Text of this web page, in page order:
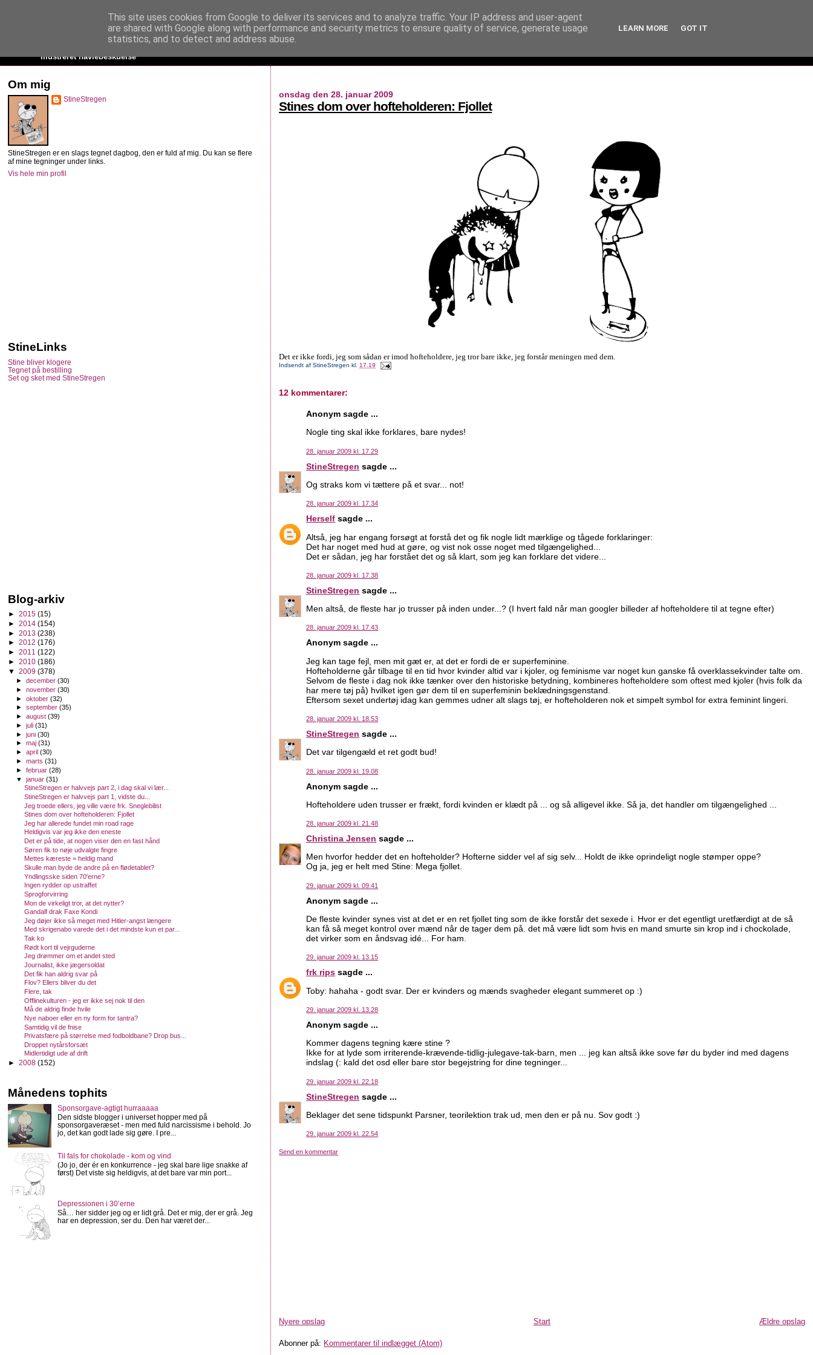
StineStregen
Illustreret navlebeskuelse
onsdag den 28. januar 2009
Stines dom over hofteholderen: Fjollet
Det er ikke fordi, jeg som sådan er imod hofteholdere, jeg tror bare ikke, jeg forstår meningen med dem.
Indsendt afStineStregen kl.17.19
12 kommentarer:
Anonym sagde ...
Nogle ting skal ikke forklares, bare nydes!
28. januar 2009 kl. 17.29
StineStregen sagde ...
Og straks kom vi tættere på et svar... not!
28. januar 2009 kl. 17.34
Herself sagde ...
Altså, jeg har engang forsøgt at forstå det og fik nogle lidt mærklige og tågede forklaringer:
Det har noget med hud at gøre, og vist nok osse noget med tilgængelighed...
Det er sådan, jeg har forstået det og så klart, som jeg kan forklare det videre...
28. januar 2009 kl. 17.38
StineStregen sagde ...
Men altså, de fleste har jo trusser på inden under...? (I hvert fald når man googler billeder af hofteholdere til at tegne efter)
28. januar 2009 kl. 17.43
Anonym sagde ...
Jeg kan tage fejl, men mit gæt er, at det er fordi de er superfeminine.
Hofteholderne går tilbage til en tid hvor kvinder altid var i kjoler, og feminisme var noget kun ganske få overklassekvinder talte om.
Selvom de fleste i dag nok ikke tænker over den historiske betydning, kombineres hofteholdere som oftest med kjoler (hvis folk da
har mere tøj på) hvilket igen gør dem til en superfeminin beklædningsgenstand.
Eftersom sexet undertøj idag kan gemmes udner alt slags tøj, er hofteholderen nok et simpelt symbol for extra feminint lingeri.
28. januar 2009 kl. 18.53
StineStregen sagde ...
Det var tilgengæld et ret godt bud!
28. januar 2009 kl. 19.08
Anonym sagde ...
Hofteholdere uden trusser er frækt, fordi kvinden er klædt på ... og så alligevel ikke. Så ja, det handler om tilgængelighed ...
28. januar 2009 kl. 21.48
Christina Jensen sagde ...
Men hvorfor hedder det en hofteholder? Hofterne sidder vel af sig selv... Holdt de ikke oprindeligt nogle stømper oppe?
Og ja, jeg er helt med Stine: Mega fjollet.
29. januar 2009 kl. 09.41
Anonym sagde ...
De fleste kvinder synes vist at det er en ret fjollet ting som de ikke forstår det sexede i. Hvor er det egentligt uretfærdigt at de så
kan få så meget kontrol over mænd når de tager dem på. det må være lidt som hvis en mand smurte sin krop ind i chockolade,
det virker som en åndsvag idé... For ham.
29. januar 2009 kl. 13.15
frk rips sagde ...
Toby: hahaha - godt svar. Der er kvinders og mænds svagheder elegant summeret op :)
29. januar 2009 kl. 13.28
Anonym sagde ...
Kommer dagens tegning kære stine ?
Ikke for at lyde som irriterende-krævende-tidlig-julegave-tak-barn, men ... jeg kan altså ikke sove før du byder ind med dagens
indslag (: kald det osd eller bare stor begejstring for dine tegninger...
29. januar 2009 kl. 22.18
StineStregen sagde ...
Beklager det sene tidspunkt Parsner, teorilektion trak ud, men den er på nu. Sov godt :)
29. januar 2009 kl. 22.54
Send en kommentar
Nyere opslag Ældre opslag
Start
Abonner på: Kommentarer til indlægget (Atom)
Om mig
StineStregen
StineStregen er en slags tegnet dagbog, den er fuld af mig. Du kan se flere
af mine tegninger under links.
Vis hele min profil
StineLinks
Stine bliver klogere
Tegnet på bestilling
Set og sket med StineStregen
Blog-arkiv
► 2015 (15)
► 2014 (154)
► 2013 (238)
► 2012 (176)
► 2011 (122)
► 2010 (186)
▼ 2009 (378)
►december(30)
►november(30)
►oktober(32)
►september(35)
►august(39)
►juli(31)
►juni(30)
►maj(31)
►april(30)
►marts(31)
►februar(28)
▼januar(31)
StineStregen er halvvejs part 2, i dag skal vi lær...
StineStregen er halvvejs part 1, vidste du...
Jeg troede ellers, jeg ville være frk. Sneglebilist
Stines dom over hofteholderen: Fjollet
Jeg har allerede fundet min road rage
Heldigvis var jeg ikke den eneste
Det er på tide, at nogen viser den en fast hånd
Søren fik to nøje udvalgte fingre
Mettes kæreste = heldig mand
Skulle man byde de andre på en flødetablet?
Yndlingsske siden 70'erne?
Ingen rydder op ustraffet
Sprogforvirring
Mon de virkeligt tror, at det nytter?
Gandalf drak Faxe Kondi
Jeg døjer ikke så meget med Hitler-angst længere
Med skrigenabo varede det i det mindste kun et par...
Tak ko
Rødt kort til vejrguderne
Jeg drømmer om et andet sted
Journalist, ikke jægersoldat
Det fik han aldrig svar på
Flov? Ellers bliver du det
Flere, tak
Offlinekulturen - jeg er ikke sej nok til den
Må de aldrig finde hvile
Nye naboer eller en ny form for tantra?
Samtidig vil de fnise
Privatsfære på størrelse med fodboldbane? Drop bus...
Droppet nytårsforsæt
Midlertidigt ude af drift
► 2008 (152)
Månedens tophits
Sponsorgave-agtigt hurraaaaa
Den sidste blogger i universet hopper med på
sponsorgaveræset - men med fuld narcissisme i behold. Jo
jo, det kan godt lade sig gøre. I pre...
Til fals for chokolade - kom og vind
(Jo jo, der ér en konkurrence - jeg skal bare lige snakke af
først) Det viste sig heldigvis, at det bare var min port...
Depressionen i 30’erne
Så… her sidder jeg og er lidt grå. Det er mig, der er grå. Jeg
har en depression, ser du. Den har været der...
This site uses cookies from Google to deliver its services and to analyze traffic. Your IP address and user-agent
are shared with Google along with performance and security metrics to ensure quality of service, generate usage
statistics, and to detect and address abuse.
LEARN MORE GOT IT